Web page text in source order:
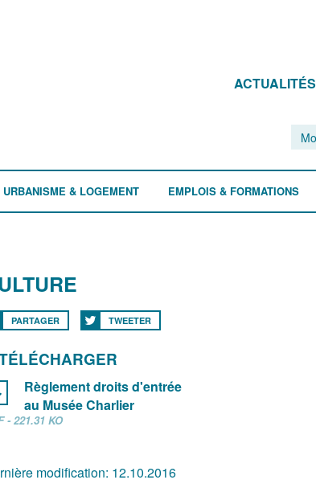
ACTUALITÉS
URBANISME & LOGEMENT EMPLOIS & FORMATIONS
PARTAGER TWEETER
Règlement droits d'entrée
au Musée Charlier
- 221.31 KO
modification: 12.10.2016